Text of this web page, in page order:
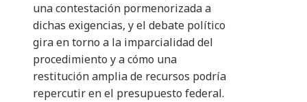
una contestación pormenorizada a
dichas exigencias, y el debate político
gira en torno a la imparcialidad del
procedimiento y a cómo una
restitución amplia de recursos podría
repercutir en el presupuesto federal.